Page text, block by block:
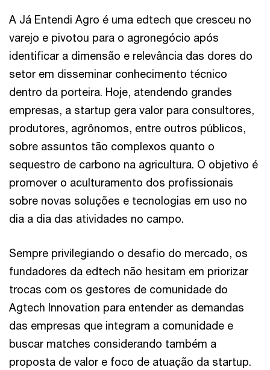
A Já Entendi Agro é uma edtech que cresceu no
varejo e pivotou para o agronegócio após
identificar a dimensão e relevância das dores do
setor em disseminar conhecimento técnico
dentro da porteira. Hoje, atendendo grandes
empresas, a startup gera valor para consultores,
produtores, agrônomos, entre outros públicos,
sobre assuntos tão complexos quanto o
sequestro de carbono na agricultura. O objetivo é
promover o aculturamento dos profissionais
sobre novas soluções e tecnologias em uso no
dia a dia das atividades no campo.
Sempre privilegiando o desafio do mercado, os
fundadores da edtech não hesitam em priorizar
trocas com os gestores de comunidade do
Agtech Innovation para entender as demandas
das empresas que integram a comunidade e
buscar matches considerando também a
proposta de valor e foco de atuação da startup.